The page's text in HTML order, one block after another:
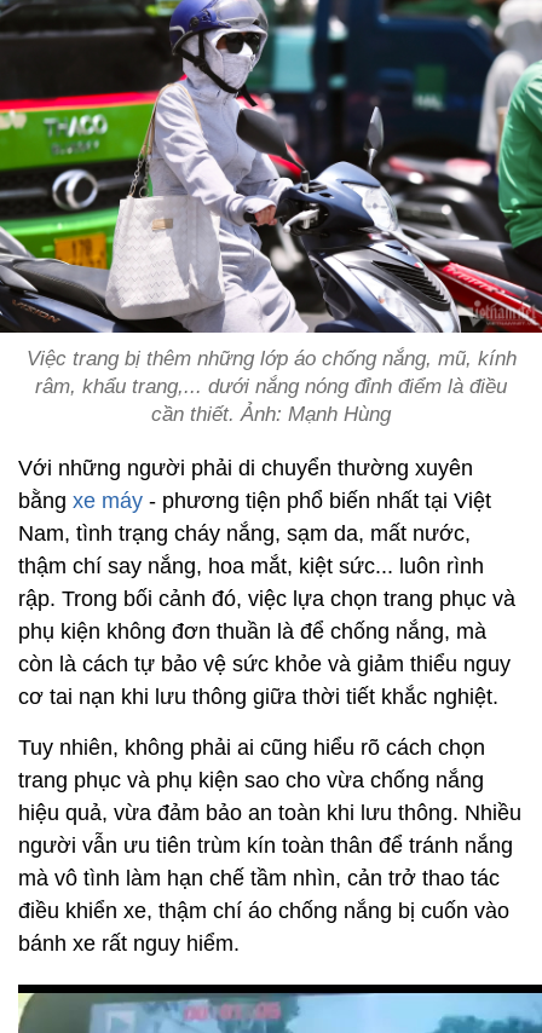
Việc trang bị thêm những lớp áo chống nắng, mũ, kính
râm, khẩu trang,... dưới nắng nóng đỉnh điểm là điều
cần thiết. Ảnh: Mạnh Hùng
Với những người phải di chuyển thường xuyên
bằng xe máy - phương tiện phổ biến nhất tại Việt
Nam, tình trạng cháy nắng, sạm da, mất nước,
thậm chí say nắng, hoa mắt, kiệt sức... luôn rình
rập. Trong bối cảnh đó, việc lựa chọn trang phục và
phụ kiện không đơn thuần là để chống nắng, mà
còn là cách tự bảo vệ sức khỏe và giảm thiểu nguy
cơ tai nạn khi lưu thông giữa thời tiết khắc nghiệt.
Tuy nhiên, không phải ai cũng hiểu rõ cách chọn
trang phục và phụ kiện sao cho vừa chống nắng
hiệu quả, vừa đảm bảo an toàn khi lưu thông. Nhiều
người vẫn ưu tiên trùm kín toàn thân để tránh nắng
mà vô tình làm hạn chế tầm nhìn, cản trở thao tác
điều khiển xe, thậm chí áo chống nắng bị cuốn vào
bánh xe rất nguy hiểm.